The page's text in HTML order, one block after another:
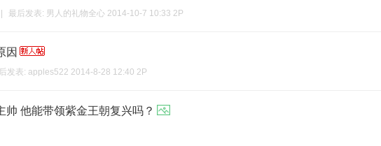
最后发表: 男人的礼物全心 2014-10-7 10:33 2P
因
发表: apples522 2014-8-28 12:40 2P
帅 他能带领紫金王朝复兴吗？